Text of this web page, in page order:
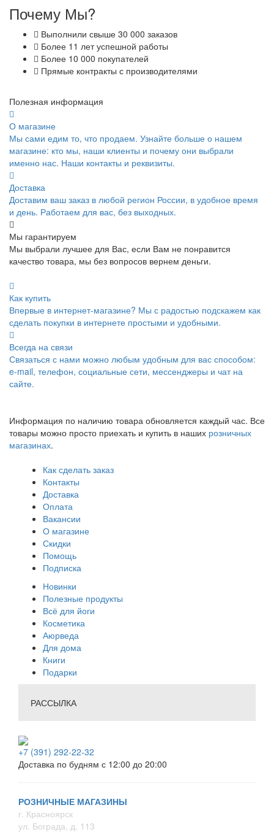
Почему Мы?
Выполнили свыше 30 000 заказов
Более 11 лет успешной работы
Более 10 000 покупателей
Прямые контракты с производителями
Полезная информация
О магазине
Мы сами едим то, что продаем. Узнайте больше о нашем
магазине: кто мы, наши клиенты и почему они выбрали
именно нас. Наши контакты и реквизиты.
Доставка
Доставим ваш заказ в любой регион России, в удобное время
и день. Работаем для вас, без выходных.
Мы гарантируем
Мы выбрали лучшее для Вас, если Вам не понравится
качество товара, мы без вопросов вернем деньги.
Как купить
Впервые в интернет-магазине? Мы с радостью подскажем как
сделать покупки в интернете простыми и удобными.
Всегда на связи
Связаться с нами можно любым удобным для вас способом:
e-mail, телефон, социальные сети, мессенджеры и чат на
сайте.
Информация по наличию товара обновляется каждый час. Все
товары можно просто приехать и купить в наших розничных
магазинах.
Как сделать заказ
Контакты
Доставка
Оплата
Вакансии
О магазине
Скидки
Помощь
Подписка
Новинки
Полезные продукты
Всё для йоги
Косметика
Аюрведа
Для дома
Книги
Подарки
РАССЫЛКА
+7 (391) 292-22-32
Доставка по будням с 12:00 до 20:00
РОЗНИЧНЫЕ МАГАЗИНЫ
г. Красноярск
ул. Бограда, д. 113